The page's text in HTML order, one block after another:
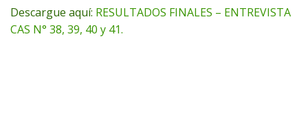
Descargue aquí: RESULTADOS FINALES – ENTREVISTA
CAS N° 38, 39, 40 y 41.